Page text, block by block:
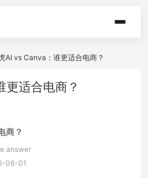
AI vs Canva：谁更适合电商？
适合电商？
商？
answer
06-01